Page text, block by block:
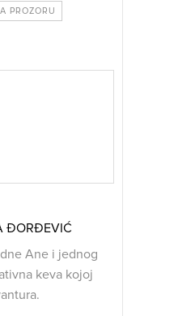
PROZORU
ĐORĐEVIĆ
Ane i jednog
keva kojoj